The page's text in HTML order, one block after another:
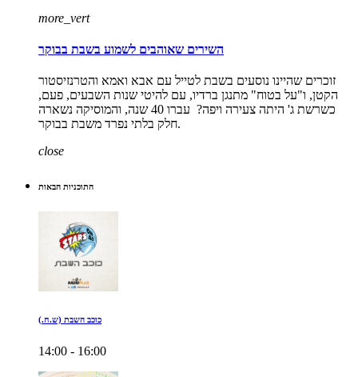
more_vert
השירים שאוהבים לשמוע בשבת בבוקר
זוכרים שהיינו נוסעים בשבת לטייל עם אבא ואמא והטרנזיסטור
הקטן, ו"על בטוח" מתנגן ברדיו, עם להיטי שנות השבעים, פעם,
כשרשת ג' היתה צעירה ויפה? עברו 40 שנה, והמוסיקה נשארה
חלק בלתי נפרד משבת בבוקר.
close
התוכניות הבאות
כוכב השבת (ש.ח.)
14:00 - 16:00